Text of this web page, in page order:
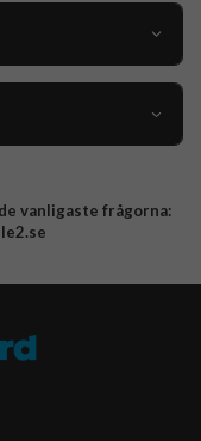
vanligaste frågorna: